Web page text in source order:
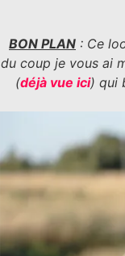
BON PLAN : Ce
du coup je vous ai
(déjà vue ici) qui